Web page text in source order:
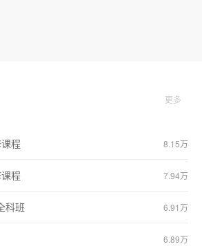
更多
8.15万
程
7.94万
程
6.91万
科班
6.89万